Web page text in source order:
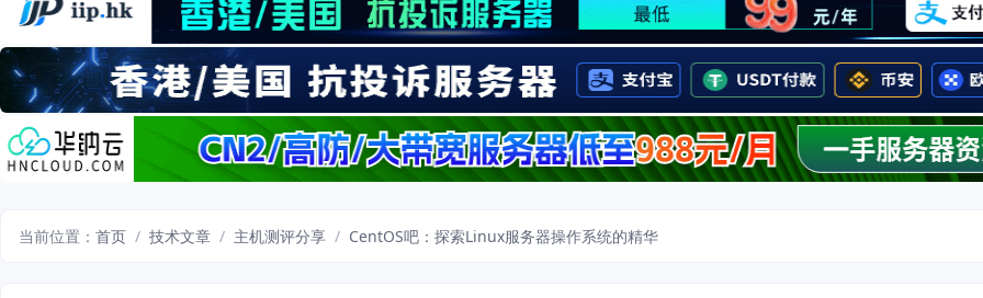
当前位置： 首页 / 技术文章 / 主机测评分享 / CentOS吧：探索Linux服务器操作系统的精华